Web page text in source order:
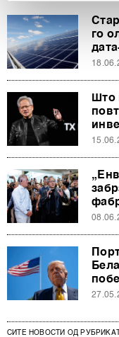
Заедничките
d.o.o. иПертнери.
обработуваме како
нашатаПолитика
други слични
колачиња.
повторно да ги
ја повлечете без
го
Што
СИТЕ НОВОСТИ ОД